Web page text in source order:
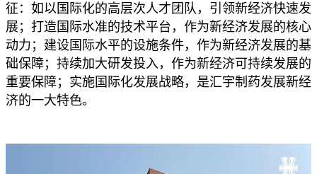
征：如以国际化的高层次人才团队，引领新经济快速发
展；打造国际水准的技术平台，作为新经济发展的核心
动力；建设国际水平的设施条件，作为新经济发展的基
础保障；持续加大研发投入，作为新经济可持续发展的
重要保障；实施国际化发展战略，是汇宇制药发展新经
济的一大特色。